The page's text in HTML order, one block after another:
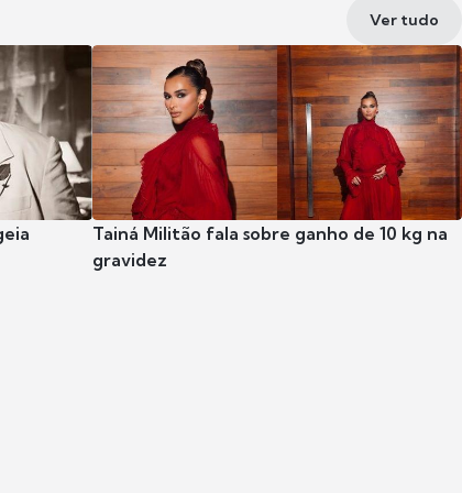
Ver tudo
Tainá Militão fala sobre ganho de 10 kg na
gravidez